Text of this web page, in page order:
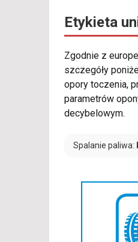
Etykieta
Zgodnie z
szczegóły
opory toczenia,
parametrów
decybelowym.
Spalanie paliwa: